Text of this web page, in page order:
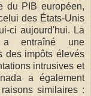
du PIB européen,
des États-Unis
ci aujourd'hui. La
entraîné une
des impôts élevés
intrusives et
a également
similaires :